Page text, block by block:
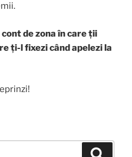
de zona în care ții
ți-l fixezi când apelezi la